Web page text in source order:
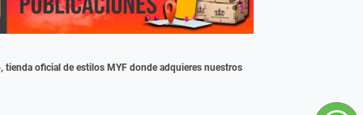
tienda oficial de estilos MYF donde adquieres nuestros